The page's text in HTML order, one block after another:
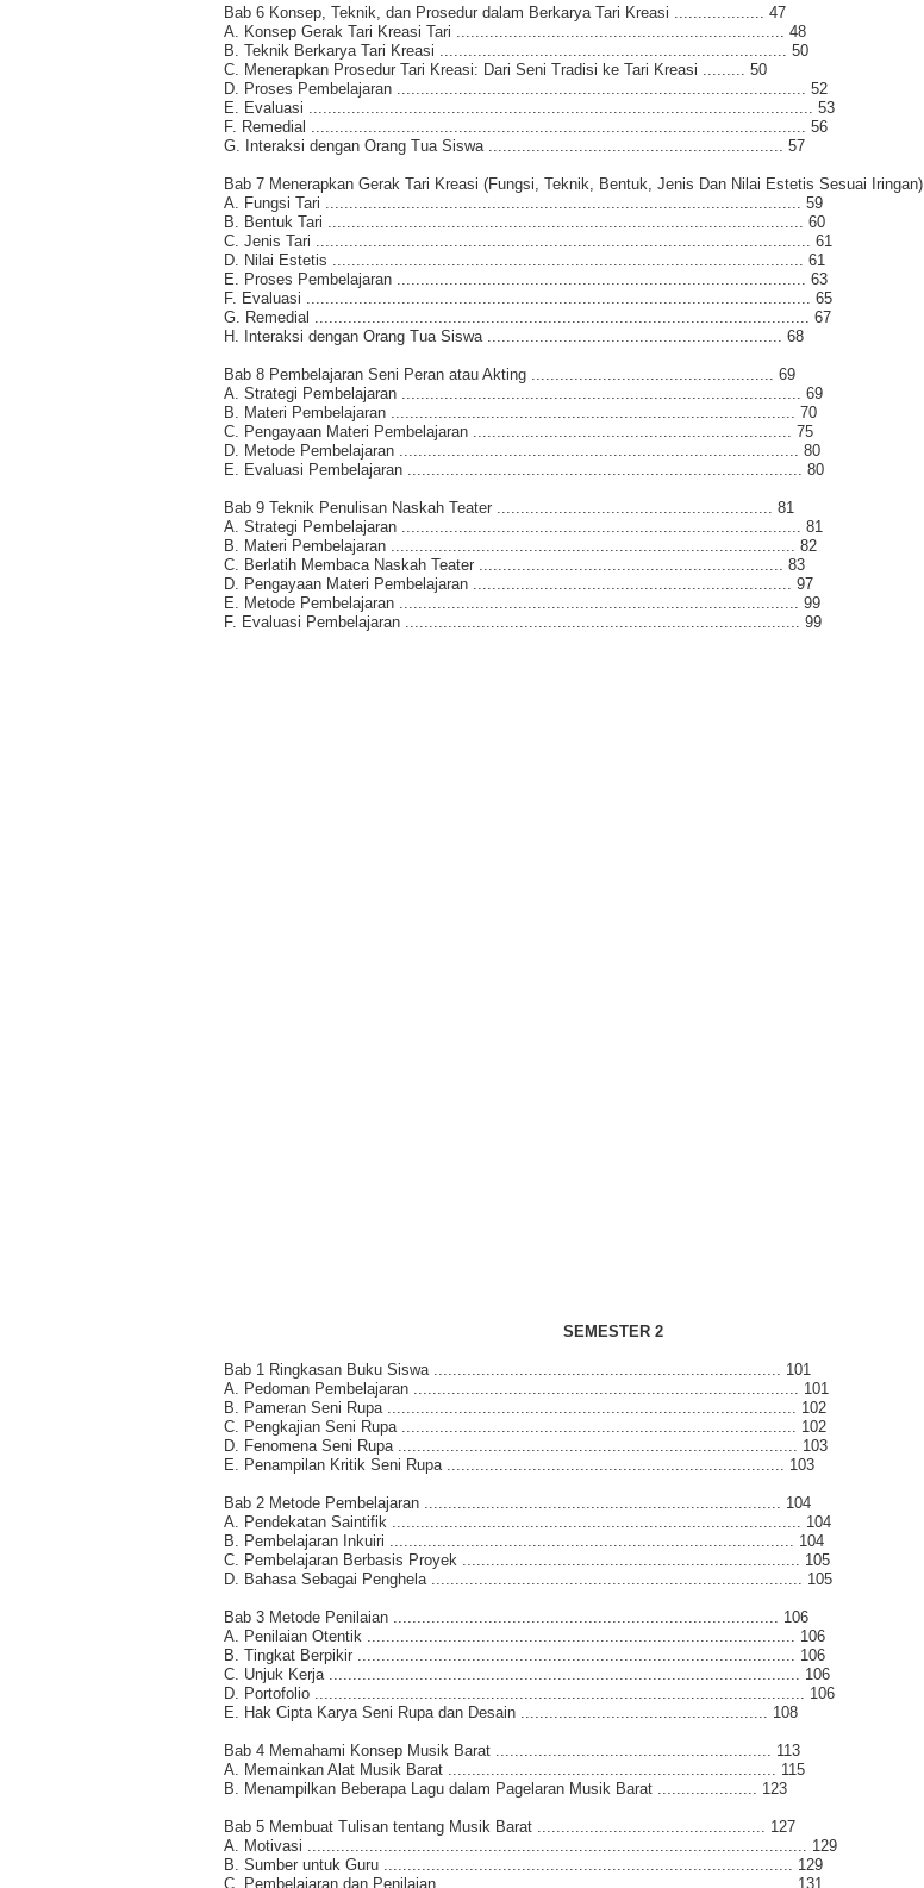
Bab 6 Konsep, Teknik, dan Prosedur dalam Berkarya Tari Kreasi ................... 47
A. Konsep Gerak Tari Kreasi Tari ..................................................................... 48
B. Teknik Berkarya Tari Kreasi ......................................................................... 50
C. Menerapkan Prosedur Tari Kreasi: Dari Seni Tradisi ke Tari Kreasi ......... 50
D. Proses Pembelajaran ...................................................................................... 52
E. Evaluasi .......................................................................................................... 53
F. Remedial ........................................................................................................ 56
G. Interaksi dengan Orang Tua Siswa .............................................................. 57
Bab 7 Menerapkan Gerak Tari Kreasi (Fungsi, Teknik, Bentuk, Jenis Dan Nilai Estetis Sesuai Iringan)
A. Fungsi Tari .................................................................................................... 59
B. Bentuk Tari .................................................................................................... 60
C. Jenis Tari ........................................................................................................ 61
D. Nilai Estetis ................................................................................................... 61
E. Proses Pembelajaran ...................................................................................... 63
F. Evaluasi .......................................................................................................... 65
G. Remedial ........................................................................................................ 67
H. Interaksi dengan Orang Tua Siswa .............................................................. 68
Bab 8 Pembelajaran Seni Peran atau Akting ................................................... 69
A. Strategi Pembelajaran .................................................................................... 69
B. Materi Pembelajaran ..................................................................................... 70
C. Pengayaan Materi Pembelajaran ................................................................... 75
D. Metode Pembelajaran .................................................................................... 80
E. Evaluasi Pembelajaran ................................................................................... 80
Bab 9 Teknik Penulisan Naskah Teater .......................................................... 81
A. Strategi Pembelajaran .................................................................................... 81
B. Materi Pembelajaran ..................................................................................... 82
C. Berlatih Membaca Naskah Teater ................................................................ 83
D. Pengayaan Materi Pembelajaran ................................................................... 97
E. Metode Pembelajaran .................................................................................... 99
F. Evaluasi Pembelajaran ................................................................................... 99
SEMESTER 2
Bab 1 Ringkasan Buku Siswa ......................................................................... 101
A. Pedoman Pembelajaran ................................................................................. 101
B. Pameran Seni Rupa ...................................................................................... 102
C. Pengkajian Seni Rupa ................................................................................... 102
D. Fenomena Seni Rupa .................................................................................... 103
E. Penampilan Kritik Seni Rupa ....................................................................... 103
Bab 2 Metode Pembelajaran ........................................................................... 104
A. Pendekatan Saintifik ...................................................................................... 104
B. Pembelajaran Inkuiri ..................................................................................... 104
C. Pembelajaran Berbasis Proyek ....................................................................... 105
D. Bahasa Sebagai Penghela .............................................................................. 105
Bab 3 Metode Penilaian ................................................................................. 106
A. Penilaian Otentik .......................................................................................... 106
B. Tingkat Berpikir ............................................................................................ 106
C. Unjuk Kerja ................................................................................................... 106
D. Portofolio ....................................................................................................... 106
E. Hak Cipta Karya Seni Rupa dan Desain .................................................... 108
Bab 4 Memahami Konsep Musik Barat .......................................................... 113
A. Memainkan Alat Musik Barat ..................................................................... 115
B. Menampilkan Beberapa Lagu dalam Pagelaran Musik Barat ..................... 123
Bab 5 Membuat Tulisan tentang Musik Barat ................................................ 127
A. Motivasi ......................................................................................................... 129
B. Sumber untuk Guru ...................................................................................... 129
C. Pembelajaran dan Penilaian .......................................................................... 131